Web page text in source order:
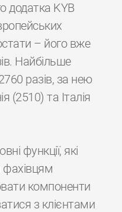
додатка KYB
– його вже
Найбільше
разів, за нею
(2510) та Італія
функції, які
компоненти
з клієнтами